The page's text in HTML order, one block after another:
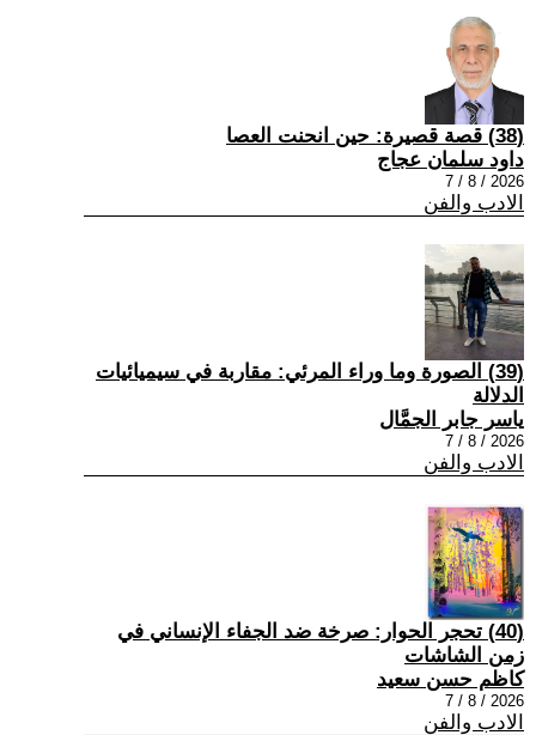
(38) قصة قصيرة: حين انحنت العصا
داود سلمان عجاج
2026 / 8 / 7
الادب والفن
(39) الصورة وما وراء المرئي: مقاربة في سيميائيات
الدلالة
ياسر جابر الجمَّال
2026 / 8 / 7
الادب والفن
(40) تحجر الحوار: صرخة ضد الجفاء الإنساني في
زمن الشاشات
كاظم حسن سعيد
2026 / 8 / 7
الادب والفن